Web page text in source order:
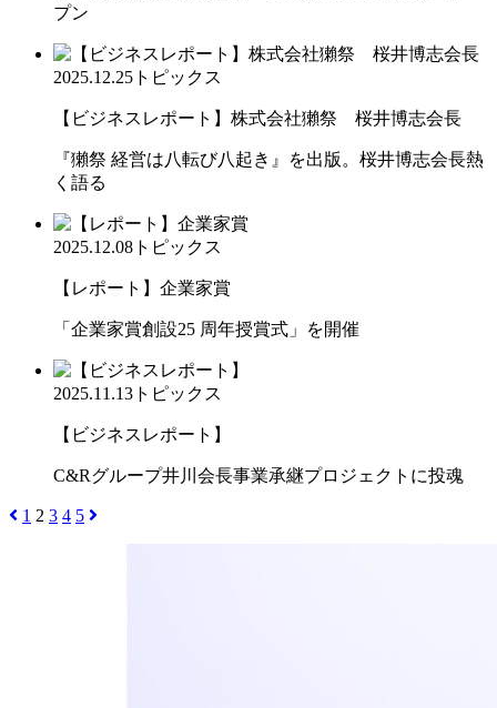
プン
2025.12.25 トピックス
【ビジネスレポート】株式会社獺祭 桜井博志会長
『獺祭 経営は八転び八起き』を出版。桜井博志会長熱
く語る
2025.12.08 トピックス
【レポート】企業家賞
「企業家賞創設25 周年授賞式」を開催
2025.11.13 トピックス
【ビジネスレポート】
C&Rグループ井川会長事業承継プロジェクトに投魂
1 2 3 4 5